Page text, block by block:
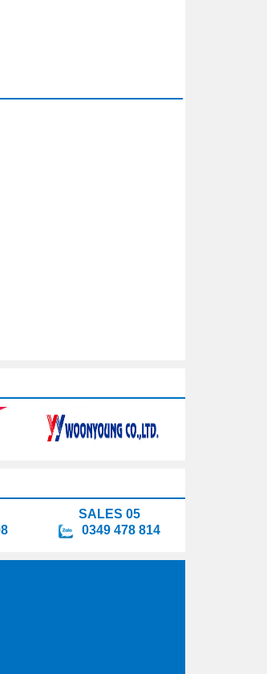
SALES 05
0349 478 814